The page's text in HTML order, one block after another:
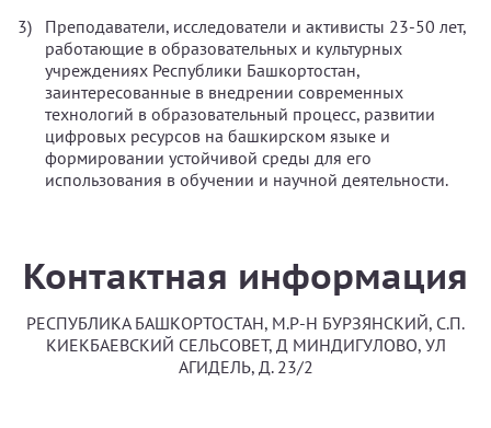
Преподаватели, исследователи и активисты 23-50 лет,
работающие в образовательных и культурных
учреждениях Республики Башкортостан,
заинтересованные в внедрении современных
технологий в образовательный процесс, развитии
цифровых ресурсов на башкирском языке и
формировании устойчивой среды для его
использования в обучении и научной деятельности.
Контактная информация
РЕСПУБЛИКА БАШКОРТОСТАН, М.Р-Н БУРЗЯНСКИЙ, С.П.
КИЕКБАЕВСКИЙ СЕЛЬСОВЕТ, Д МИНДИГУЛОВО, УЛ
АГИДЕЛЬ, Д. 23/2